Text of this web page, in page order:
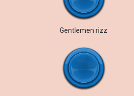
Gentlemen rizz